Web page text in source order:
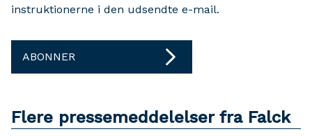
instruktionerne i den udsendte e-mail.
ABONNER
Flere pressemeddelelser fra Falck